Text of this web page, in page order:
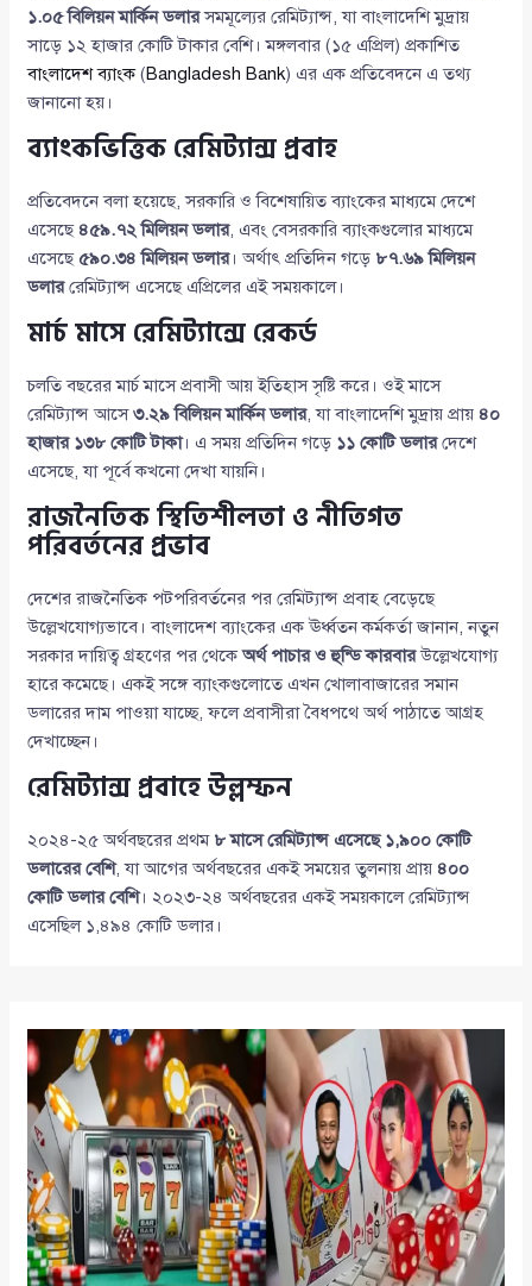
১.০৫ বিলিয়ন মার্কিন ডলারসমমূল্যের রেমিট্যান্স, যা বাংলাদেশি মুদ্রায়
সাড়ে ১২ হাজার কোটি টাকার বেশি। মঙ্গলবার (১৫ এপ্রিল) প্রকাশিত
বাংলাদেশ ব্যাংক(Bangladesh Bank) এর এক প্রতিবেদনে এ তথ্য
জানানো হয়।
ব্যাংকভিত্তিক রেমিট্যান্স প্রবাহ
প্রতিবেদনে বলা হয়েছে, সরকারি ও বিশেষায়িত ব্যাংকের মাধ্যমে দেশে
এসেছে ৪৫৯.৭২ মিলিয়ন ডলার, এবং বেসরকারি ব্যাংকগুলোর মাধ্যমে
এসেছে ৫৯০.৩৪ মিলিয়ন ডলার। অর্থাৎ প্রতিদিন গড়ে ৮৭.৬৯ মিলিয়ন
ডলাররেমিট্যান্স এসেছে এপ্রিলের এই সময়কালে।
মার্চ মাসে রেমিট্যান্সে রেকর্ড
চলতি বছরের মার্চ মাসে প্রবাসী আয় ইতিহাস সৃষ্টি করে। ওই মাসে
রেমিট্যান্স আসে৩.২৯ বিলিয়ন মার্কিন ডলার, যা বাংলাদেশি মুদ্রায় প্রায় ৪০
হাজার ১৩৮ কোটি টাকা। এ সময় প্রতিদিন গড়ে ১১ কোটি ডলারদেশে
এসেছে, যা পূর্বে কখনো দেখা যায়নি।
রাজনৈতিক স্থিতিশীলতা ও নীতিগত
পরিবর্তনের প্রভাব
দেশের রাজনৈতিক পটপরিবর্তনের পর রেমিট্যান্স প্রবাহ বেড়েছে
উল্লেখযোগ্যভাবে। বাংলাদেশ ব্যাংকের এক ঊর্ধ্বতন কর্মকর্তা জানান, নতুন
সরকার দায়িত্ব গ্রহণের পর থেকেঅর্থ পাচার ও হুন্ডি কারবারউল্লেখযোগ্য
হারে কমেছে। একই সঙ্গে ব্যাংকগুলোতে এখন খোলাবাজারের সমান
ডলারের দাম পাওয়া যাচ্ছে, ফলে প্রবাসীরা বৈধপথে অর্থ পাঠাতে আগ্রহ
দেখাচ্ছেন।
রেমিট্যান্স প্রবাহে উল্লম্ফন
২০২৪-২৫ অর্থবছরের প্রথম ৮ মাসে রেমিট্যান্স এসেছে ১,৯০০ কোটি
ডলারের বেশি, যা আগের অর্থবছরের একই সময়ের তুলনায় প্রায় ৪০০
কোটি ডলার বেশি। ২০২৩-২৪ অর্থবছরের একই সময়কালে রেমিট্যান্স
এসেছিল ১,৪৯৪ কোটি ডলার।